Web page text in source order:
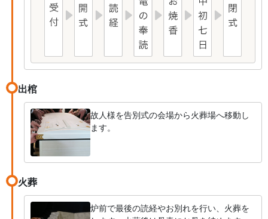
出棺
故人様を告別式の会場から火葬場へ移動し
ます。
火葬
炉前で最後の読経やお別れを行い、火葬を